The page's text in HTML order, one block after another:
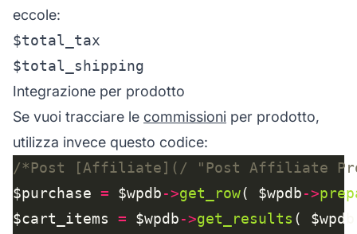
eccole:
$total_tax
$total_shipping
Integrazione per prodotto
Se vuoi tracciare le commissioni per prodotto,
utilizza invece questo codice:
/*Post [Affiliate](/ "Post Affiliate Pro
$purchase = $wpdb->get_row( $wpdb->
$cart_items = $wpdb->get_results ( $wpdb